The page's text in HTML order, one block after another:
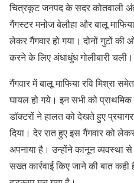
चित्रकूट जनपद के सदर कोतवाली
गैंगस्टर मनोज बेलौहा और बालू
लेकर गैंगवार हो गया। दोनों गुटों
करने के लिए अंधाधुंध गोलीबारी चली।
गैंगवार में बालू माफिया रवि मिश्रा
घायल हो गये। इन सभी को
डॉक्टरों ने हालत को देखते हुए
दिया। देर रात हुए इस गैंगवार को
अपनाया है। उन्होंने कानून व्यवस्था
सख्त कार्रवाई किए जाने की बात